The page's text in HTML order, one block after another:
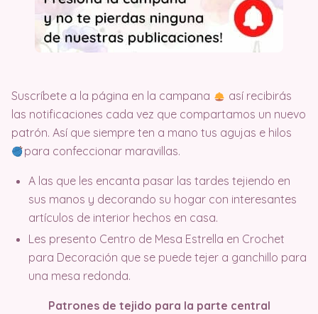
Suscríbete a la página en la campana
así recibirás
las notificaciones cada vez que compartamos un nuevo
patrón. Así que siempre ten a mano tus agujas e hilos
para confeccionar maravillas.
A las que les encanta pasar las tardes tejiendo en
sus manos y decorando su hogar con interesantes
artículos de interior hechos en casa.
Les presento Centro de Mesa Estrella en Crochet
para Decoración que se puede tejer a ganchillo para
una mesa redonda.
Patrones de tejido para la parte central